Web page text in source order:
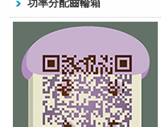
功率分配齒輪箱